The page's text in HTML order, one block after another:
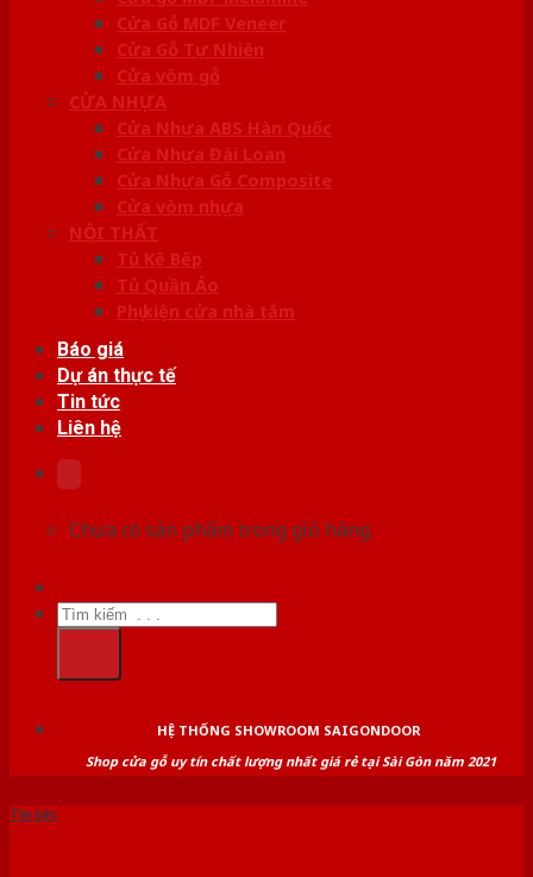
Cửa Gỗ MDF Veneer
Cửa Gỗ Tự Nhiên
Cửa vòm gỗ
CỬA NHỰA
Cửa Nhựa ABS Hàn Quốc
Cửa Nhựa Đài Loan
Cửa Nhựa Gỗ Composite
Cửa vòm nhựa
NỘI THẤT
Tủ Kệ Bếp
Tủ Quần Áo
Phụ kiện cửa nhà tắm
Báo giá
Dự án thực tế
Tin tức
Liên hệ
Chưa có sản phẩm trong giỏ hàng.
Tìm
kiếm:
HỆ THỐNG SHOWROOM SAIGONDOOR
Shop cửa gỗ uy tín chất lượng nhất giá rẻ tại Sài Gòn năm 2021
Tin tức